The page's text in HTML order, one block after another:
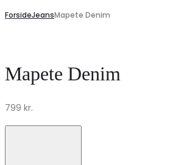
ForsideJeansMapete Denim
Mapete Denim
799 kr.